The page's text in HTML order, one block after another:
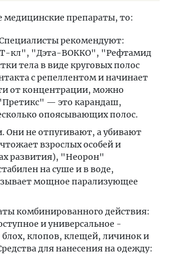
медицинские препараты, то:
рекомендуют:
кл", "Дэта-ВОККО", "Рефтамид
тела в виде круговых полос
с репеллентом и начинает
от концентрации, можно
— это карандаш,
опоясывающих полос.
Они не отпугивают, а убивают
взрослых особей и
развития), "Неорон"
на суше и в воде,
мощное парализующее
комбинированного действия:
и универсальное -
клопов, клещей, личинок и
для нанесения на одежду: